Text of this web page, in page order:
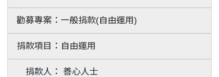
一般捐款(自由運用)
自由運用
善心人士